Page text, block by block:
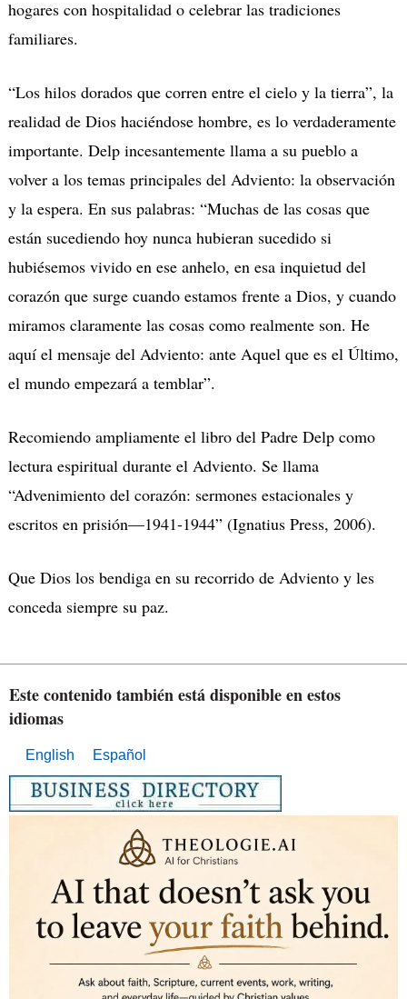
hogares con hospitalidad o celebrar las tradiciones
familiares.
“Los hilos dorados que corren entre el cielo y la tierra”, la
realidad de Dios haciéndose hombre, es lo verdaderamente
importante. Delp incesantemente llama a su pueblo a
volver a los temas principales del Adviento: la observación
y la espera. En sus palabras: “Muchas de las cosas que
están sucediendo hoy nunca hubieran sucedido si
hubiésemos vivido en ese anhelo, en esa inquietud del
corazón que surge cuando estamos frente a Dios, y cuando
miramos claramente las cosas como realmente son. He
aquí el mensaje del Adviento: ante Aquel que es el Último,
el mundo empezará a temblar”.
Recomiendo ampliamente el libro del Padre Delp como
lectura espiritual durante el Adviento. Se llama
“Advenimiento del corazón: sermones estacionales y
escritos en prisión—1941-1944” (Ignatius Press, 2006).
Que Dios los bendiga en su recorrido de Adviento y les
conceda siempre su paz.
Este contenido también está disponible en estos
idiomas
English Español